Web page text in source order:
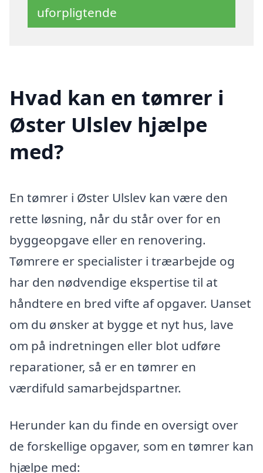
uforpligtende
Hvad kan en tømrer i
Øster Ulslev hjælpe
med?
En tømrer i Øster Ulslev kan være den
rette løsning, når du står over for en
byggeopgave eller en renovering.
Tømrere er specialister i træarbejde og
har den nødvendige ekspertise til at
håndtere en bred vifte af opgaver. Uanset
om du ønsker at bygge et nyt hus, lave
om på indretningen eller blot udføre
reparationer, så er en tømrer en
værdifuld samarbejdspartner.
Herunder kan du finde en oversigt over
de forskellige opgaver, som en tømrer kan
hjælpe med: